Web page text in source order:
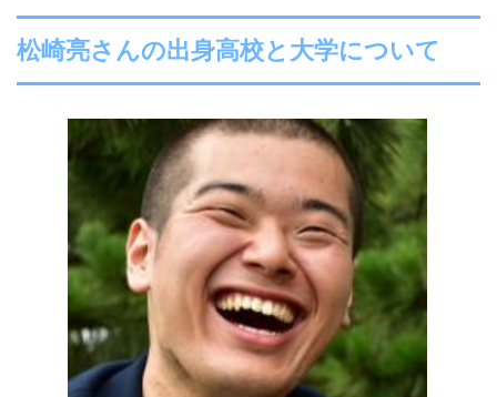
松崎亮さんの出身高校と大学について